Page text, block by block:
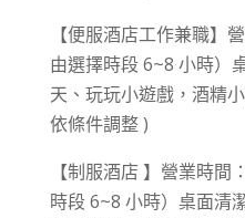
【便服酒店工作兼職】
由選擇時段 6~8 小時）
天、玩玩小遊戲，酒精
依條件調整 )
【制服酒店 】營業時間
時段 6~8 小時）桌面清